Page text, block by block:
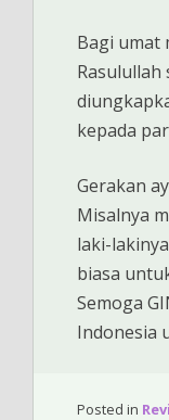
Bagi umat
Rasulullah
kepada
Gerakan
Misalnya
laki-
biasa
Semoga
Indonesia
Posted in